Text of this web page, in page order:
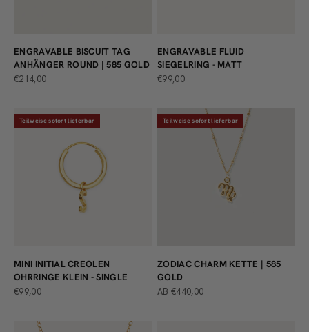
ENGRAVABLE BISCUIT TAG
ANHÄNGER ROUND | 585 GOLD
ANGEBOT
€214,00
ENGRAVABLE FLUID
SIEGELRING - MATT
ANGEBOT
€99,00
Teilweise sofort lieferbar
MINI INITIAL CREOLEN
OHRRINGE KLEIN - SINGLE
ANGEBOT
€99,00
Teilweise sofort lieferbar
ZODIAC CHARM KETTE | 585
GOLD
ANGEBOT
AB €440,00